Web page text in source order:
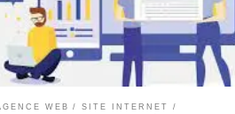
de stratégie web est une équipe d’experts
dans la création et la mise en œuvre de
en ligne […]
WEB
SITE INTERNET